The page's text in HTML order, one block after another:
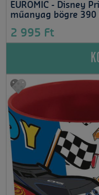
EUROMIC - Disney
műanyag bögre 390
2 995 Ft